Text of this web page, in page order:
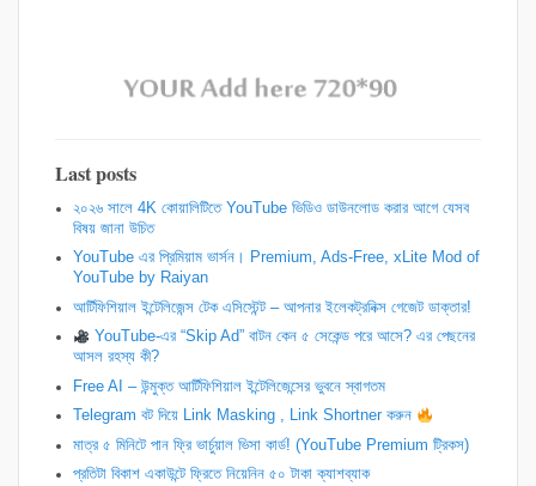
Last posts
২০২৬ সালে 4K কোয়ালিটিতে YouTube ভিডিও ডাউনলোড করার আগে যেসব
বিষয় জানা উচিত
YouTube এর প্রিমিয়াম ভার্সন। Premium, Ads-Free, xLite Mod of
YouTube by Raiyan
আর্টিফিশিয়াল ইন্টেলিজেন্স টেক এসিস্টেন্ট – আপনার ইলেকট্রনিক্স গেজেট ডাক্তার!
YouTube-এর “Skip Ad” বাটন কেন ৫ সেকেন্ড পরে আসে? এর পেছনের
আসল রহস্য কী?
Free AI – উন্মুক্ত আর্টিফিশিয়াল ইন্টেলিজেন্সের ভুবনে স্বাগতম
Telegram বট দিয়ে Link Masking , Link Shortner করুন
​মাত্র ৫ মিনিটে পান ফ্রি ভার্চুয়াল ভিসা কার্ড! (YouTube Premium ট্রিকস)
প্রতিটা বিকাশ একাউন্টে ফ্রিতে নিয়েনিন ৫০ টাকা ক্যাশব্যাক